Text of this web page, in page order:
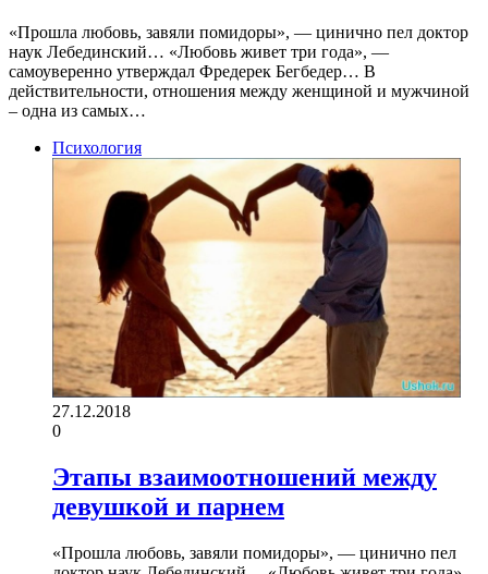
«Прошла любовь, завяли помидоры», — цинично пел доктор
наук Лебединский… «Любовь живет три года», —
самоуверенно утверждал Фредерек Бегбедер… В
действительности, отношения между женщиной и мужчиной
– одна из самых…
Психология
27.12.2018
0
Этапы взаимоотношений между
девушкой и парнем
«Прошла любовь, завяли помидоры», — цинично пел